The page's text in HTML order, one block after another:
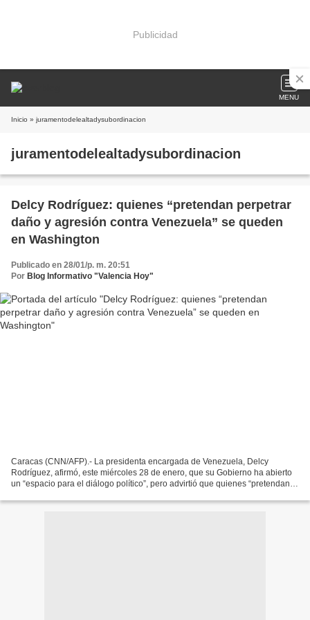
Publicidad
MENU
Inicio » juramentodelealtadysubordinacion
juramentodelealtadysubordinacion
Delcy Rodríguez: quienes “pretendan perpetrar
daño y agresión contra Venezuela” se queden
en Washington
Publicado en 28/01/p. m. 20:51
Por Blog Informativo "Valencia Hoy"
Caracas (CNN/AFP).- La presidenta encargada de Venezuela, Delcy
Rodríguez, afirmó, este miércoles 28 de enero, que su Gobierno ha abierto
un “espacio para el diálogo político”, pero advirtió que quienes “pretendan